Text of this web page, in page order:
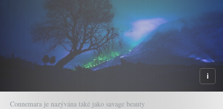
Connemara je nazývána také jako savage beauty